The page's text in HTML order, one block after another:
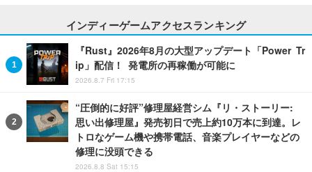
インディーゲームアクセスランキング
『Rust』2026年8月の大型アップデート「Power Tr
ip」配信！ 発電所の再稼働が可能に
2026.8.7 Fri 17:15
“圧倒的に好評”修理屋経営シム『リ・ストーリー:
思い出修理屋』発売初日で売上約10万本に到達。レ
トロなゲーム機や携帯電話、音楽プレイヤーなどの
修理に没頭できる
2026.8.8 Sat 15:15